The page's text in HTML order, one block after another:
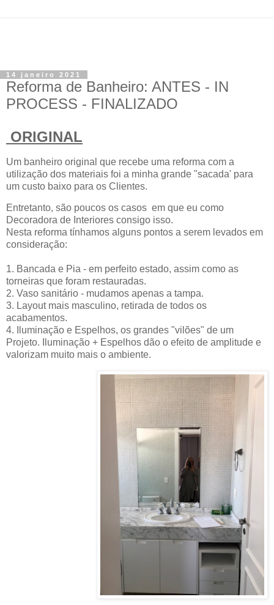
14 janeiro 2021
Reforma de Banheiro: ANTES - IN
PROCESS - FINALIZADO
ORIGINAL
Um banheiro original que recebe uma reforma com a
utilização dos materiais foi a minha grande "sacada' para
um custo baixo para os Clientes.
Entretanto, são poucos os casos em que eu como
Decoradora de Interiores consigo isso.
Nesta reforma tínhamos alguns pontos a serem levados em
consideração:
1. Bancada e Pia - em perfeito estado, assim como as
torneiras que foram restauradas.
2. Vaso sanitário - mudamos apenas a tampa.
3. Layout mais masculino, retirada de todos os
acabamentos.
4. Iluminação e Espelhos, os grandes "vilões" de um
Projeto. Iluminação + Espelhos dão o efeito de amplitude e
valorizam muito mais o ambiente.